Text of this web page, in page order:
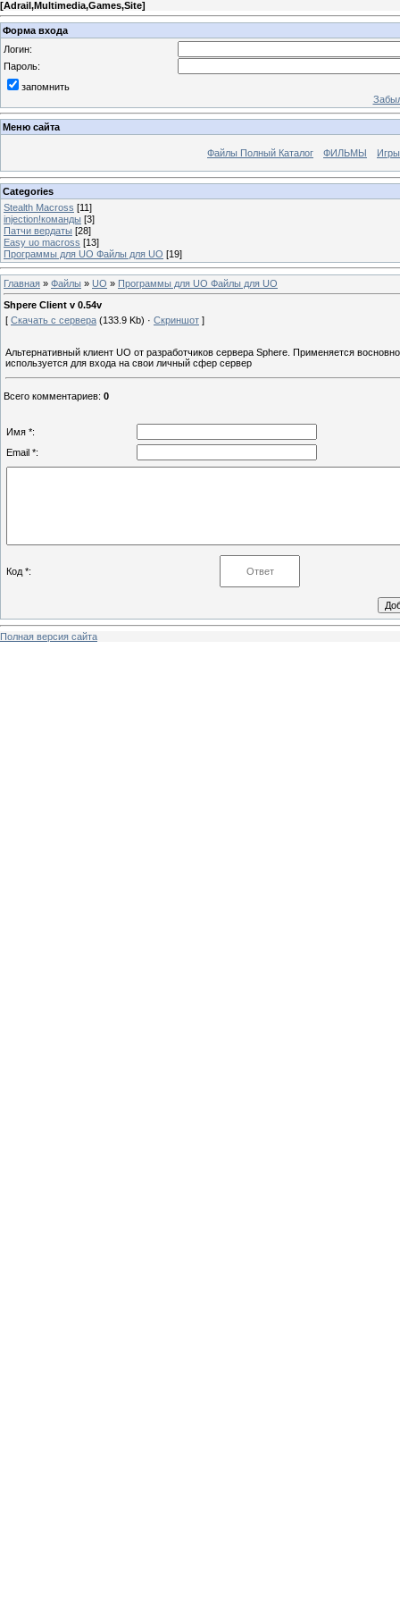
[Adrail,Multimedia,Games,Site]
Форма входа
Логин:
Пароль:
запомнить
Меню сайта
Файлы Полный Каталог ФИЛЬМЫ
Categories
Stealth Macross [11]
injection!команды [3]
Патчи вердаты [28]
Easy uo macross [13]
Программы для UO Файлы для UO [19]
Главная » Файлы » UO » Программы для UO Файлы для UO
Shpere Client v 0.54v
[ Скачать с сервера (133.9 Kb) · Скриншот ]
Альтернативный клиент UO от разработчиков сервера Sphere. Применяется
используется для входа на свои личный сфер сервер
Всего комментариев: 0
Имя *:
Email *:
Код *:
Полная версия сайта